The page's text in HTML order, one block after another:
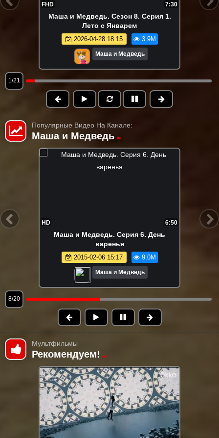
FHD 7:30
Маша и Медведь. Сезон 8. Серия 1.
Лето с Январем
2026-04-28 18:15 3.9M
Маша и Медведь
1/21
Популярные Видео На Канале:
Маша и Медведь
FHD 7:30
Маша и Медведь. Серия 147. Летучий
корабль
2025-04-17 11:51 8.9M
Маша и Медведь
9/20
Мультфильмы
Рекомендуем!